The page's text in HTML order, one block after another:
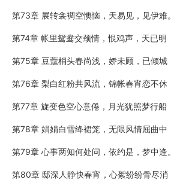
第73章 展转衾裯空懊恼，天易见，见伊难。
第74章 帐里鸳鸯交颈情，恨鸡声，天已明
第75章 豆蔻梢头春尚浅，娇未顾，已倾城
第76章 梨白红粉共风流，锦帐春宵恋不休
第77章 旋变色空心意倦，月光犹照梦行船
第78章 娟娟白雪绛裙笼，无限风情屈曲中
第79章 心事两知何处问，依约是，梦中逢。
第80章 邸深人静快春宵，心絮纷纷骨尽消